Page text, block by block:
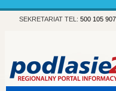
SEKRETARIAT TEL: 500 105 907